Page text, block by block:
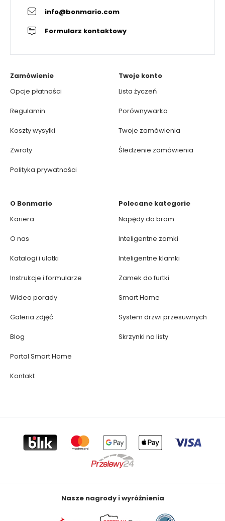
info@bonmario.com
Formularz kontaktowy
Zamówienie
Opcje płatności
Regulamin
Koszty wysyłki
Zwroty
Polityka prywatności
Twoje konto
Lista życzeń
Porównywarka
Twoje zamówienia
Śledzenie zamówienia
O Bonmario
Kariera
O nas
Katalogi i ulotki
Instrukcje i formularze
Wideo porady
Galeria zdjęć
Blog
Portal Smart Home
Kontakt
Polecane kategorie
Napędy do bram
Inteligentne zamki
Inteligentne klamki
Zamek do furtki
Smart Home
System drzwi przesuwnych
Skrzynki na listy
Nasze nagrody i wyróżnienia